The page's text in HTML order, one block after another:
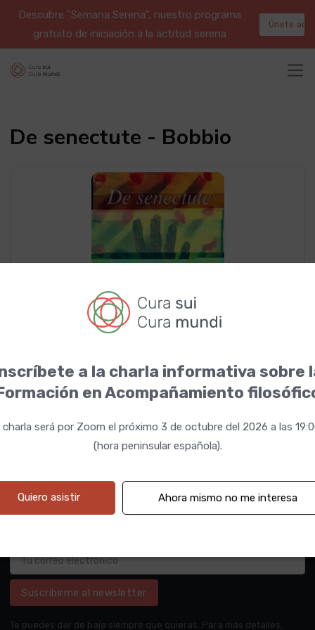
Descubre "Semana Serena", nuestro programa
gratuito de iniciación a la actitud serena
Únete aquí
De senectute - Bobbio
Suscribirme al newsletter
Te puedes dar de baja siempre que quieras. Para más detalles,
a la charla informativa sobre
en Acompañamiento
charla será por Zoom el próximo 3 de octubre del 2026 a las
(hora peninsular española).
Quiero asistir Ahora mismo no me interesa